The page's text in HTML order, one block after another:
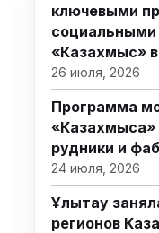
ключевыми
«Казахмыс»
26 июля, 2026
Программа
«Казахмыса»
рудники и
24 июля, 2026
Ұлытау
регионов